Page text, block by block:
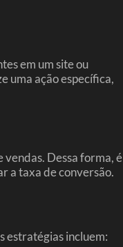
em um site ou
uma ação específica,
Dessa forma, é
a taxa de conversão.
estratégias incluem: